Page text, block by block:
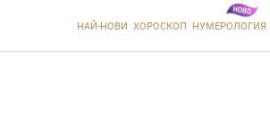
НАЙ-НОВИ ХОРОСКОП НУМЕРОЛОГИЯ